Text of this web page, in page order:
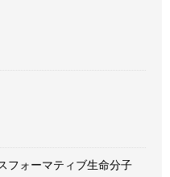
フォーマティブ生命分子